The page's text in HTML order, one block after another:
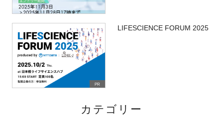
PR
LIFESCIENCE FORUM 2025
カテゴリー